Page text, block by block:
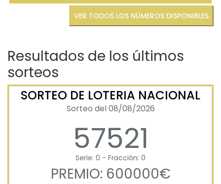
VER TODOS LOS NÚMEROS DISPONIBLES
Resultados de los últimos
sorteos
SORTEO DE LOTERIA NACIONAL
Sorteo del 08/08/2026
57521
Serie: 0 - Fracción: 0
PREMIO: 600000€